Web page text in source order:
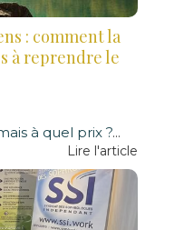
: comment la
à reprendre le
à quel prix ?...
Lire l'article